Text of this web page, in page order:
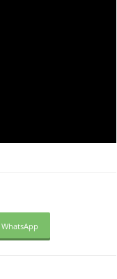
WhatsApp